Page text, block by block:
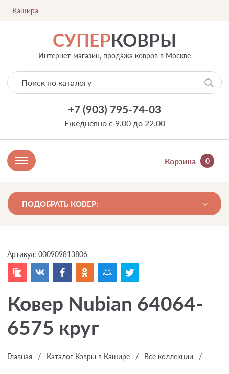
Кашира
СУПЕРКОВРЫ
Интернет-магазин, продажа ковров в Москве
+7 (903) 795-74-03
Ежедневно с 9.00 до 22.00
Корзина 0
ПОДОБРАТЬ КОВЕР:
Артикул: 000909813806
Ковер Nubian 64064-
6575 круг
Главная / Каталог Ковры в Кашире / Все коллекции /